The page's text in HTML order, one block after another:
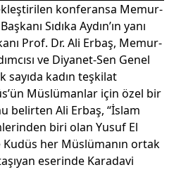
konferansa Memur-
Sıdıka Aydın’ın yanı
Prof. Dr. Ali Erbaş, Memur-
ve Diyanet-Sen Genel
sayıda kadın teşkilat
Müslümanlar için özel bir
belirten Ali Erbaş, “İslam
biri olan Yusuf El
Kudüs her Müslümanın ortak
taşıyan eserinde Karadavi